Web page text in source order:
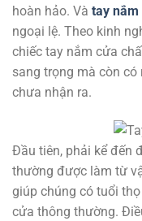
hoàn hảo. Và tay nắm
ngoại lệ. Theo kinh
chiếc tay nắm cửa
sang trọng mà còn
chưa nhận ra.
Đầu tiên, phải kể đến
thường được làm từ
giúp chúng có tuổi
cửa thông thường.